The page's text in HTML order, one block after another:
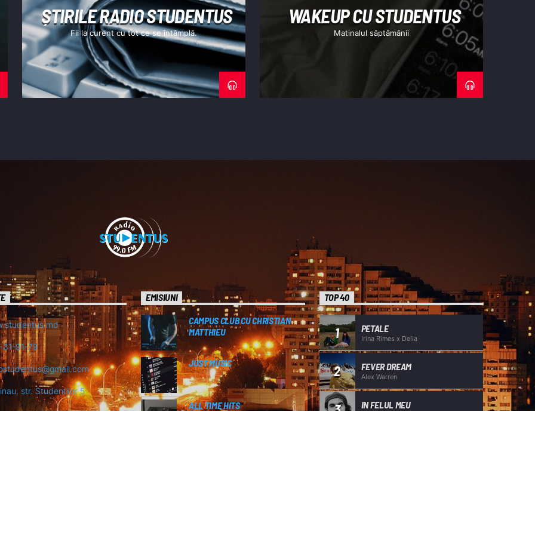
ȘTIRILE RADIO STUDENTUS
Fii la curent cu tot ce se întâmplă.
WAKEUP CU STUDENTUS
Matinalul săptămânii
91-79
str. Studentilor 5
EMISIUNI
CAMPUS CLUB CU CHRISTIAN
MATTHIEU
JUST MUSIC
ALL TIME HITS
TOP 40
1 PETALE
Irina Rimes x Delia
2 FEVER DREAM
Alex Warren
3 IN FELUL MEU